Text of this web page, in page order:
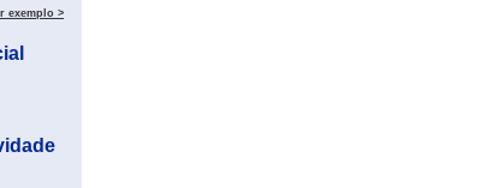
exemplo >